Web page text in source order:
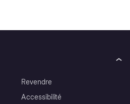
Revendre
Accessibilité